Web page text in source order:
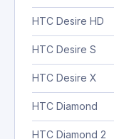
HTC Desire HD
HTC Desire S
HTC Desire X
HTC Diamond
HTC Diamond 2